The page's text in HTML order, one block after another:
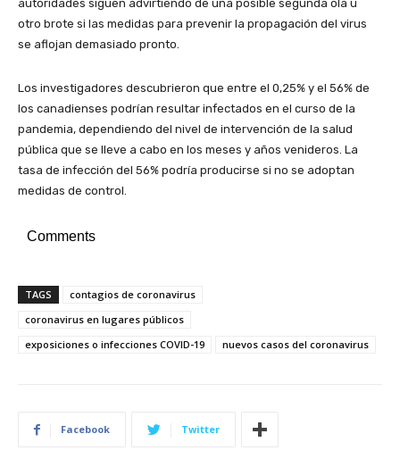
autoridades siguen advirtiendo de una posible segunda ola u
otro brote si las medidas para prevenir la propagación del virus
se aflojan demasiado pronto.
Los investigadores descubrieron que entre el 0,25% y el 56% de
los canadienses podrían resultar infectados en el curso de la
pandemia, dependiendo del nivel de intervención de la salud
pública que se lleve a cabo en los meses y años venideros. La
tasa de infección del 56% podría producirse si no se adoptan
medidas de control.
Comments
TAGS
contagios de coronavirus
coronavirus en lugares públicos
exposiciones o infecciones COVID-19
nuevos casos del coronavirus
Facebook Twitter